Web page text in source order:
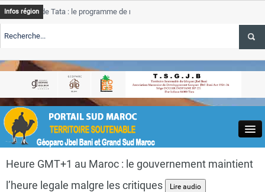
Close
Infos région
de Tata : le programme de rehabilitation post-inondations
TSGJB Tourisme : l’ONMT renforce l’aerien a Dakhla et
Tata
TSGJB Tourisme au Maroc : Transavia renforce les vols Paris-
Heure GMT+1 au Maroc : le gouvernement maintient
l’heure legale malgre les critiques